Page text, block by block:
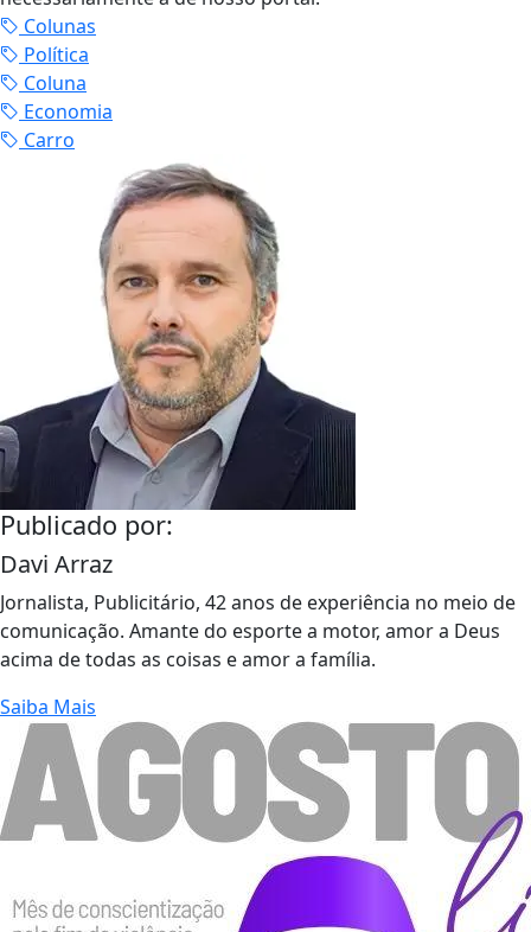
Colunas
Política
Coluna
Economia
Carro
Publicado por:
Davi Arraz
Jornalista, Publicitário, 42 anos de experiência no meio de
comunicação. Amante do esporte a motor, amor a Deus
acima de todas as coisas e amor a família.
Saiba Mais